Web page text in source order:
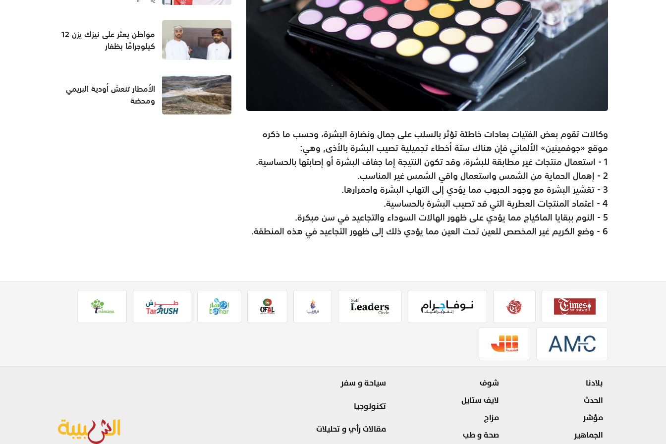
وكالات تقوم بعض الفتيات بعادات خاطئة تؤثر بالسلب على جمال ونضارة البشرة، وحسب ما ذكره
موقع «جوفمينين» الألماني فإن هناك ستة أخطاء تجميلية تصيب البشرة بالأذى, وهي:
1 - استعمال منتجات غير مطابقة للبشرة، وقد تكون النتيجة إما جفاف البشرة أو إصابتها بالحساسية.
2 - إهمال الحماية من الشمس واستعمال واقي الشمس غير المناسب.
3 - تقشير البشرة مع وجود الحبوب مما يؤدي إلى التهاب البشرة واحمرارها.
4 - اعتماد المنتجات العطرية التي قد تصيب البشرة بالحساسية.
5 - النوم ببقايا الماكياج مما يؤدي على ظهور الهالات السوداء والتجاعيد في سن مبكرة.
6 - وضع الكريم غير المخصص للعين تحت العين مما يؤدي ذلك إلى ظهور التجاعيد في هذه المنطقة.
مواطن يعثر على نيزك يزن 12
كيلوجرامًا بظفار
الأمطار تنعش أودية البريمي
ومحضة
بلادنا
الحدث
مؤشر
الجماهير
شوف
لايف ستايل
مزاج
صحة و طب
سياحة و سفر
تكنولوجيا
مقالات رأي و تحليلات